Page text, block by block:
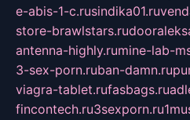
e-abis-1-c.rusindika01.ru
store-brawlstars.ru
antenna-highly.rumine-lab-
3-sex-porn.ruban-damn.ru
viagra-tablet.rufasbags.ru
fincontech.ru3sexporn.ru